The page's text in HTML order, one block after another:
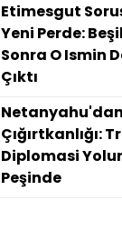
Etimesgut
Yeni Perde:
Sonra O Ismin
Çıktı
Çığırtkanlığı:
Diplomasi
Peşinde